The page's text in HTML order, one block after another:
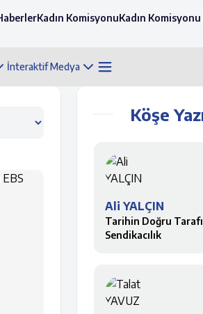
Kadın KomisyonuKadın
İnteraktif Medya
Köşe
Ali YALÇIN
Tarihin Doğru
Sendikacılık